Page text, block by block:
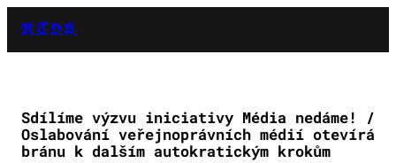
RTDS
Sdílíme výzvu iniciativy Média nedáme! /
Oslabování veřejnoprávních médií otevírá
bránu k dalším autokratickým krokům